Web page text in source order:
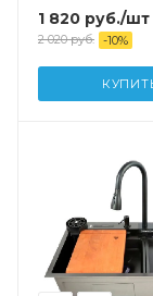
1 820 руб./шт
2 020руб. -10%